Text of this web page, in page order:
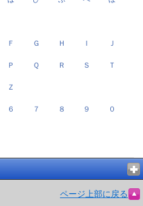
Ｆ Ｇ Ｈ Ｉ Ｊ
Ｐ Ｑ Ｒ Ｓ Ｔ
Ｚ
６ ７ ８ ９ ０
ページ上部に戻る